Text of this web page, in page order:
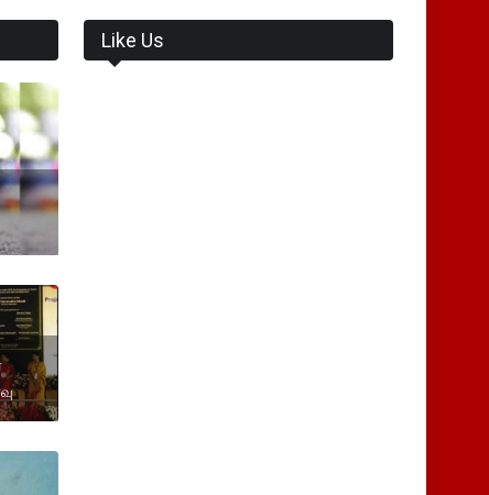
Like Us